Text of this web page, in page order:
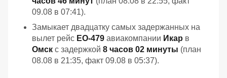
09.08 в 07:41).
Замыкает двадцатку самых задержанных на
вылет рейс EO-479 авиакомпании Икар в
Омск с задержкой 8 часов 02 минуты (план
08.08 в 21:35, факт 09.08 в 05:37).